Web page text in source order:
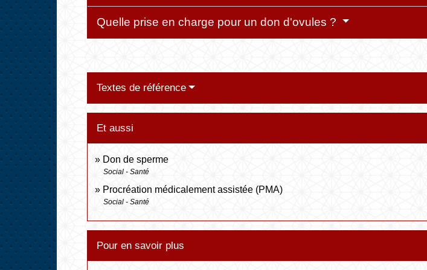
Quelle prise en charge pour un don d'ovules ?
Textes de référence
Et aussi
Don de sperme
Social - Santé
Procréation médicalement assistée (PMA)
Social - Santé
Pour en savoir plus